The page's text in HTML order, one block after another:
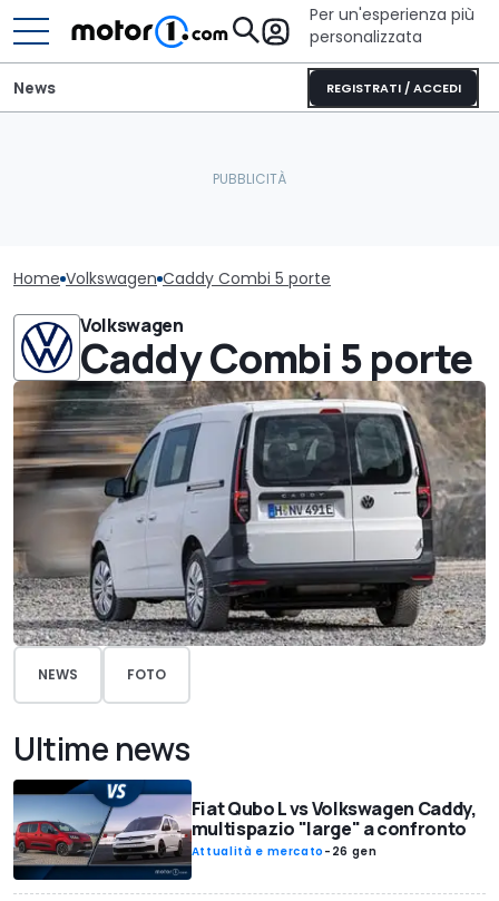
Per un'esperienza più
personalizzata
REGISTRATI / ACCEDI
News
Home Volkswagen Caddy Combi 5 porte
Volkswagen
Caddy Combi 5 porte
NEWS FOTO
Ultime news
Fiat Qubo L vs Volkswagen Caddy,
multispazio "large" a confronto
Attualità e mercato - 26 gen